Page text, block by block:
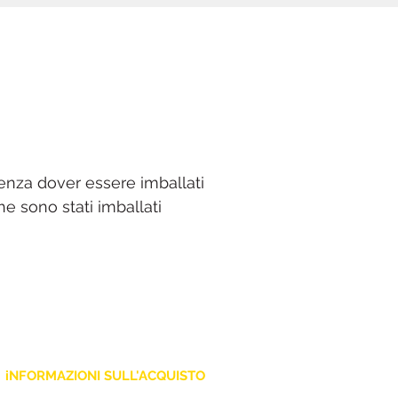
dover essere imballati
sono stati imballati
iNFORMAZIONI SULL'ACQUISTO